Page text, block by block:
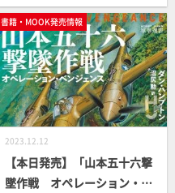
UNIVERSAL CENTURY」【Ho
w To】
書籍・MOOK発売情報
2023.12.12
【本日発売】「山本五十六撃
墜作戦 オペレーション・ベ